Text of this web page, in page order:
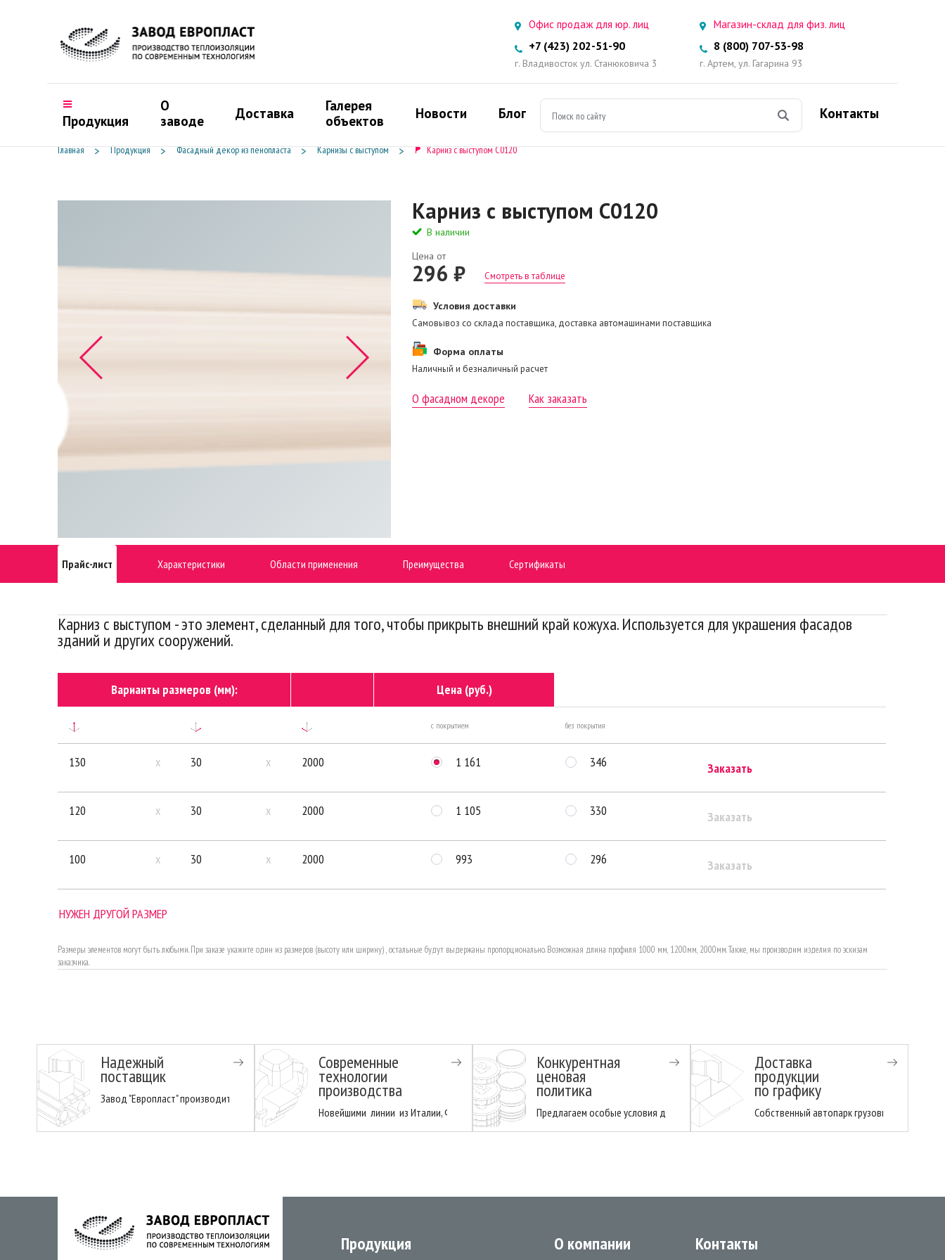
Офис продаж для юр. лиц
+7 (423) 202-51-90
г. Владивосток ул. Станюковича 3
Магазин-склад для физ. лиц
8 (800) 707-53-98
г. Артем, ул. Гагарина 93
Продукция
О
заводе
Доставка
Галерея
объектов
Новости Блог Контакты
Главная Продукция Фасадный декор из пенопласта Карнизы с выступом Карниз с выступом C0120
Карниз с выступом C0120
В наличии
Цена от
296 ₽ Смотреть в таблице
Условия доставки
Самовывоз со склада поставщика, доставка автомашинами поставщика
Форма оплаты
Наличный и безналичный расчет
О фасадном декоре Как заказать
Прайс-лист Характеристики Области применения Преимущества Сертификаты
Карниз с выступом - это элемент, сделанный для того, чтобы прикрыть внешний край кожуха. Используется для украшения фасадов
зданий и других сооружений.
Варианты размеров (мм): Цена (руб.)
с покрытием без покрытия
130 x 30 x 2000 1 161 346 Заказать
120 x 30 x 2000 1 105 330 Заказать
100 x 30 x 2000 993 296 Заказать
НУЖЕН ДРУГОЙ РАЗМЕР
Размеры элементов могут быть любыми. При заказе укажите один из размеров (высоту или ширину) , остальные будут выдержаны пропорционально. Возможная длина профиля 1000 мм, 1200мм, 2000мм. Также, мы производим изделия по эскизам
заказчика.
Надежный
поставщик
Завод "Европласт" производит пенопласт 15 лет и имеет деловую репутацию надежного и проверенного поставщика. .Товар всегда в наличии в день заказа в любой сезон!
Современные
технологии
производства
Новейшими линии из Италии, Франции, Германии. Высокий класс оборудования гарантирует производительность и качество продукции.
Конкурентная
ценовая
политика
Предлагаем особые условия для торговых , производственных и строительных компаний.
Доставка
продукции
по графику
Собственный автопарк грузовиков
Продукция О компании Контакты